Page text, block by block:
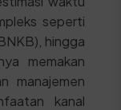
seperti
hingga
memakan
manajemen
kanal